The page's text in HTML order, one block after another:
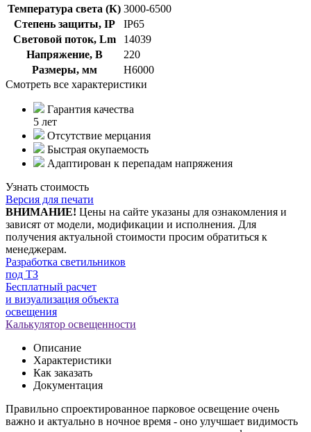
Температура света (К) 3000-6500
Степень защиты, IP
IP65
Световой поток, Lm
14039
Напряжение, В
220
Размеры, мм
Н6000
Смотреть все характеристики
Гарантия качества
5 лет
Отсутствие мерцания
Быстрая окупаемость
Адаптирован к перепадам напряжения
Узнать стоимость
Версия для печати
ВНИМАНИЕ! Цены на сайте указаны для ознакомления и
зависят от модели, модификации и исполнения. Для
получения актуальной стоимости просим обратиться к
менеджерам.
Разработка светильников
под ТЗ
Бесплатный расчет
и визуализация объекта
освещения
Калькулятор освещенности
Описание
Характеристики
Как заказать
Документация
Правильно спроектированное парковое освещение очень
важно и актуально в ночное время - оно улучшает видимость